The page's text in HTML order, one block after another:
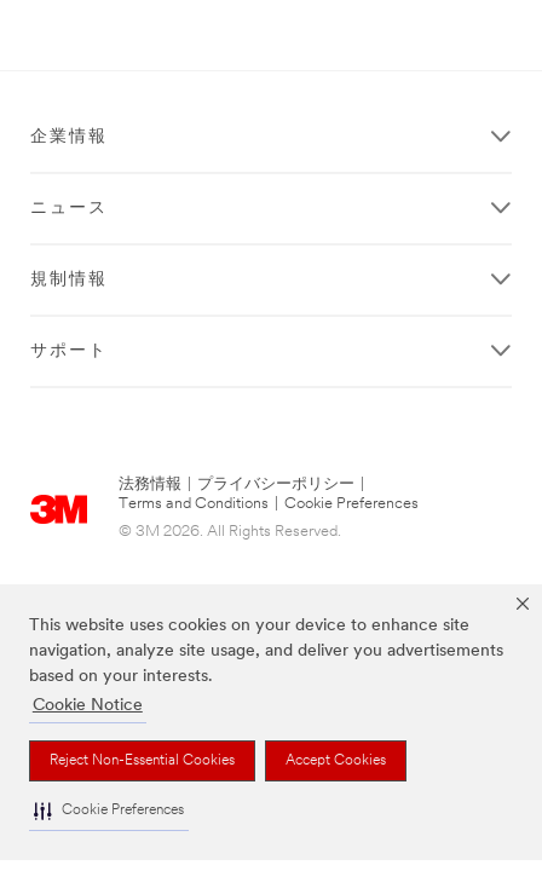
This website uses cookies on your device to enhance site
navigation, analyze site usage, and deliver you advertisements
based on your interests.
Cookie Notice
Reject Non-Essential Cookies Accept Cookies
Cookie Preferences
企業情報
ニュース
規制情報
サポート
法務情報 プライバシーポリシー
Terms and Conditions
Cookie Preferences
© 3M 2026. All Rights Reserved.
当サイト上に掲載されているブランドは3M社の商標です。